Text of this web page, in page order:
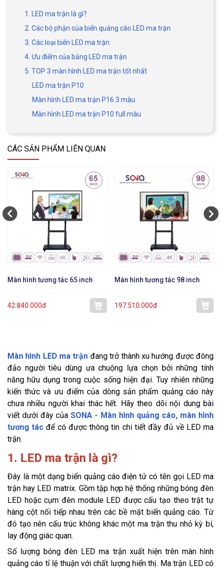
1. LED ma trận là gì?
2. Các bộ phận của biển quảng cáo LED ma trận
3. Các loại biển LED ma trận
4. Ưu điểm của bảng LED ma trận
5. TOP 3 màn hình LED ma trận tốt nhất
LED ma trận P10
Màn hình LED ma trận P16 3 màu
Màn hình LED ma trận P10 full màu
CÁC SẢN PHẨM LIÊN QUAN
Màn hình tương tác 65 inch
42.840.000đ
Màn hình tương tác 98 inch
197.510.000đ
Màn hình LED ma trận đang trở thành xu hướng được đông
đảo người tiêu dùng ưa chuộng lựa chọn bởi những tính
năng hữu dụng trong cuộc sống hiện đại. Tuy nhiên những
kiến thức và ưu điểm của dòng sản phẩm quảng cáo này
chưa nhiều người khai thác hết. Hãy theo dõi nội dung bài
viết dưới đây củaSONA - Màn hình quảng cáo, màn hình
tương tác để có được thông tin chi tiết đầy đủ về LED ma
trận.
1. LED ma trận là gì?
Đây là một dạng biển quảng cáo điện tử có tên gọi LED ma
trận hay LED matrix. Gồm tập hợp hệ thống những bóng đèn
LED hoặc cụm đèn module LED được cấu tạo theo trật tự
hàng cột nối tiếp nhau trên các bề mặt biển quảng cáo. Từ
đó tạo nên cấu trúc không khác một ma trận thu nhỏ kỳ bí,
lay động giác quan.
Số lượng bóng đèn LED ma trận xuất hiện trên màn hình
quảng cáo tỉ lệ thuận với chất lượng hiển thị. Ma trận LED có